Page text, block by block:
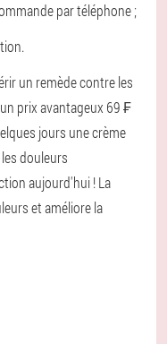
par téléphone ;
un remède contre les
prix avantageux 69 ₣
jours une crème
douleurs
aujourd'hui ! La
et améliore la